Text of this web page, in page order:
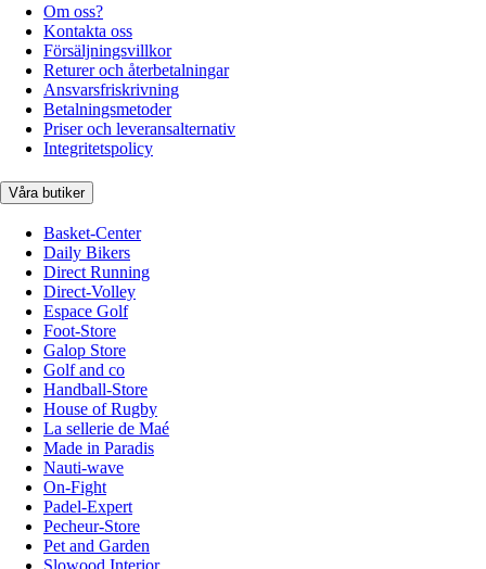
Om oss?
Kontakta oss
Försäljningsvillkor
Returer och återbetalningar
Ansvarsfriskrivning
Betalningsmetoder
Priser och leveransalternativ
Integritetspolicy
Våra butiker
Basket-Center
Daily Bikers
Direct Running
Direct-Volley
Espace Golf
Foot-Store
Galop Store
Golf and co
Handball-Store
House of Rugby
La sellerie de Maé
Made in Paradis
Nauti-wave
On-Fight
Padel-Expert
Pecheur-Store
Pet and Garden